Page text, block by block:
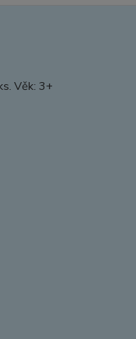
Věk: 3+